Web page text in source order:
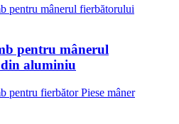
pentru mânerul
aluminiu